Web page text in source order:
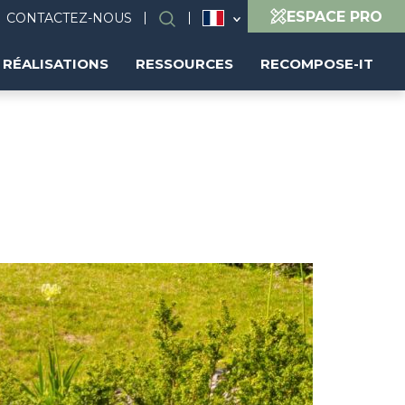
CONTACTEZ-NOUS Rechercher ESPACE PRO
RÉALISATIONS RESSOURCES RECOMPOSE-IT